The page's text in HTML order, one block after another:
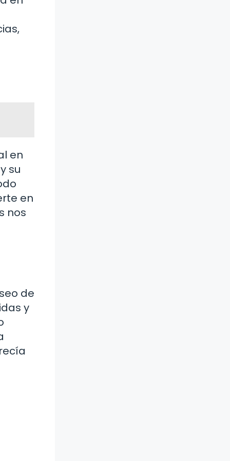
en
su
en
nos
de
y